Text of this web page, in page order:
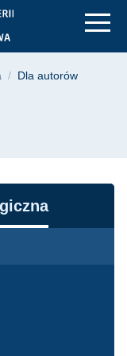
Dla autorów